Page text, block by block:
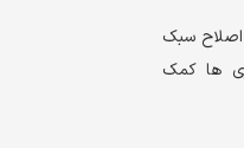
اصلاح سبک
ها کمک